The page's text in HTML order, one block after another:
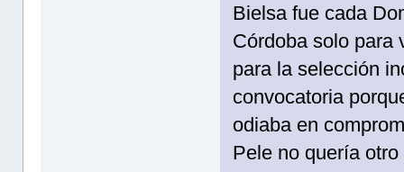
Bielsa fue cada
Córdoba solo para
para la selección
convocatoria
odiaba en
Pele no quería